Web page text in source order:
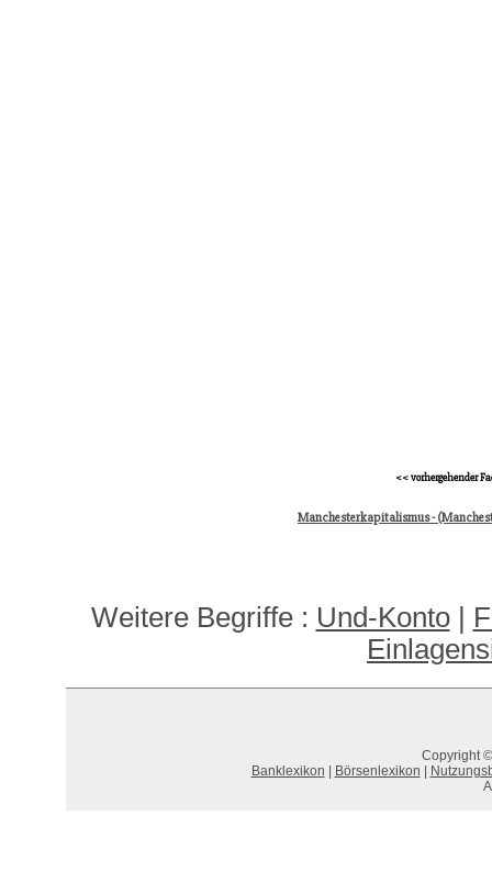
<< vorhergehender
Manchesterkapitalismus -
Weitere Begriffe : Und-Konto|
Copyright
Banklexikon
Börsenlexikon